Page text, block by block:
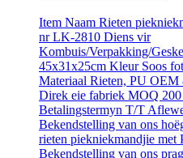
Item Naam Rieten
nr LK-2810 Diens vir
Kombuis/Verpakking/
45x31x25cm Kleur Soos
Materiaal Rieten, PU
Direk eie fabriek MOQ
Betalingstermyn T/T
Bekendstelling van ons
rieten piekniekmandjie met
Bekendstelling van ons